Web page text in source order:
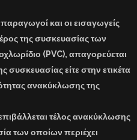
και οι εισαγωγείς
της συσκευασίας των
(PVC), απαγορεύεται
συσκευασίας είτε στην ετικέτα
ανακύκλωσης της
τέλος ανακύκλωσης
των οποίων περιέχει